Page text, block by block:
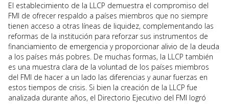
El establecimiento de la LLCP demuestra el compromiso del
FMI de ofrecer respaldo a países miembros que no siempre
tienen acceso a otras líneas de liquidez, complementando las
reformas de la institución para reforzar sus instrumentos de
financiamiento de emergencia y proporcionar alivio de la deuda
a los países más pobres. De muchas formas, la LLCP también
es una muestra clara de la voluntad de los países miembros
del FMI de hacer a un lado las diferencias y aunar fuerzas en
estos tiempos de crisis. Si bien la creación de la LLCP fue
analizada durante años, el Directorio Ejecutivo del FMI logró